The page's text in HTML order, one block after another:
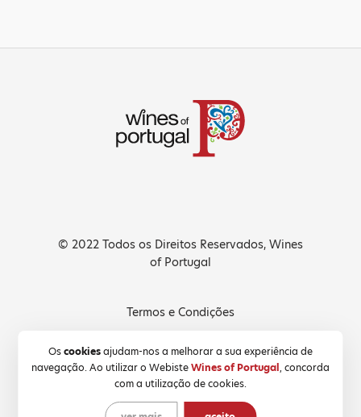
Oscookiesajudam-nos a melhorar a sua experiência de
navegação. Ao utilizar o WebisteWines of Portugal, concorda
com a utilização de cookies.
© 2022 Todos os Direitos Reservados, Wines
of Portugal
Termos e Condições
Política de Cookies